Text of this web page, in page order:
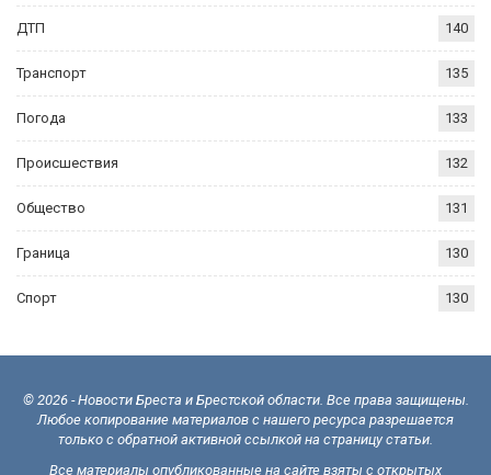
ДТП 140
Транспорт 135
Погода 133
Происшествия 132
Общество 131
Граница 130
Спорт 130
© 2026 - Новости Бреста и Брестской области. Все права защищены.
Любое копирование материалов с нашего ресурса разрешается
только с обратной активной ссылкой на страницу статьи.
Все материалы опубликованные на сайте взяты с открытых